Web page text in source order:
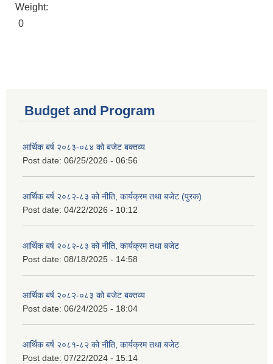
Weight:
0
Budget and Program
आर्थिक बर्ष २०८३-०८४ को बजेट बक्तव्य
Post date: 06/25/2026 - 06:56
आर्थिक बर्ष २०८२-८३ को नीति, कार्यक्रम तथा बजेट (पुरक)
Post date: 04/22/2026 - 10:12
आर्थिक बर्ष २०८२-८३ को नीति, कार्यक्रम तथा बजेट
Post date: 08/18/2025 - 14:58
आर्थिक बर्ष २०८२-०८३ को बजेट बक्तव्य
Post date: 06/24/2025 - 18:04
आर्थिक बर्ष २०८१-८२ को नीति, कार्यक्रम तथा बजेट
Post date: 07/22/2024 - 15:14